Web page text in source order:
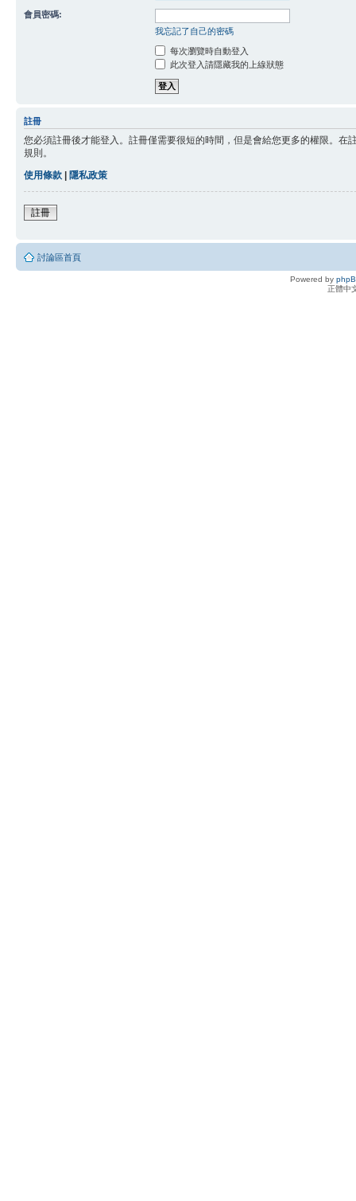
會員密碼:
我忘記了自己的密碼
每次瀏覽時自動登入
此次登入請隱藏我的上線狀態
註冊
您必須註冊後才能登入。註冊僅需要很短的時間，但是會給您更多的權限。
規則。
使用條款 | 隱私政策
註冊
討論區首頁
Powered by
正體中